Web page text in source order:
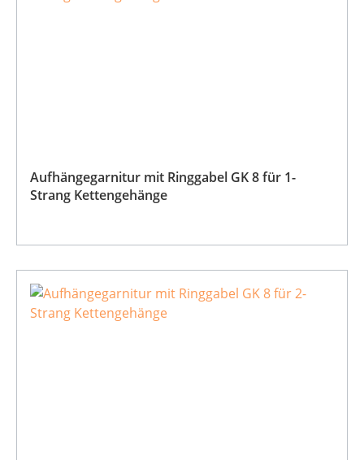
Aufhängegarnitur mit Ringgabel GK 8 für 1-
Strang Kettengehänge